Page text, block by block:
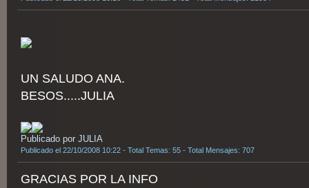
UN SALUDO ANA.
BESOS.....JULIA
Publicado por JULIA
Publicado el 22/10/2008 10:22 - Total Temas: 55 - Total Mensajes: 707
GRACIAS POR LA INFO